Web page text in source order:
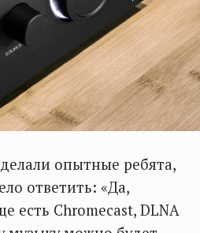
опытные ребята,
ответить: «Да,
есть Chromecast, DLNA